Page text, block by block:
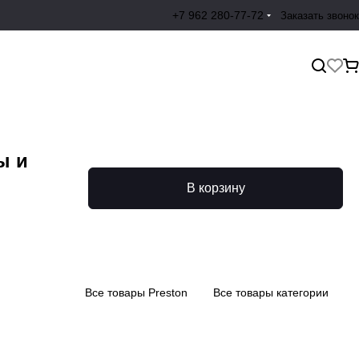
+7 962 280-77-72 Заказать звонок
и
В корзину
Все товары Preston Все товары категории